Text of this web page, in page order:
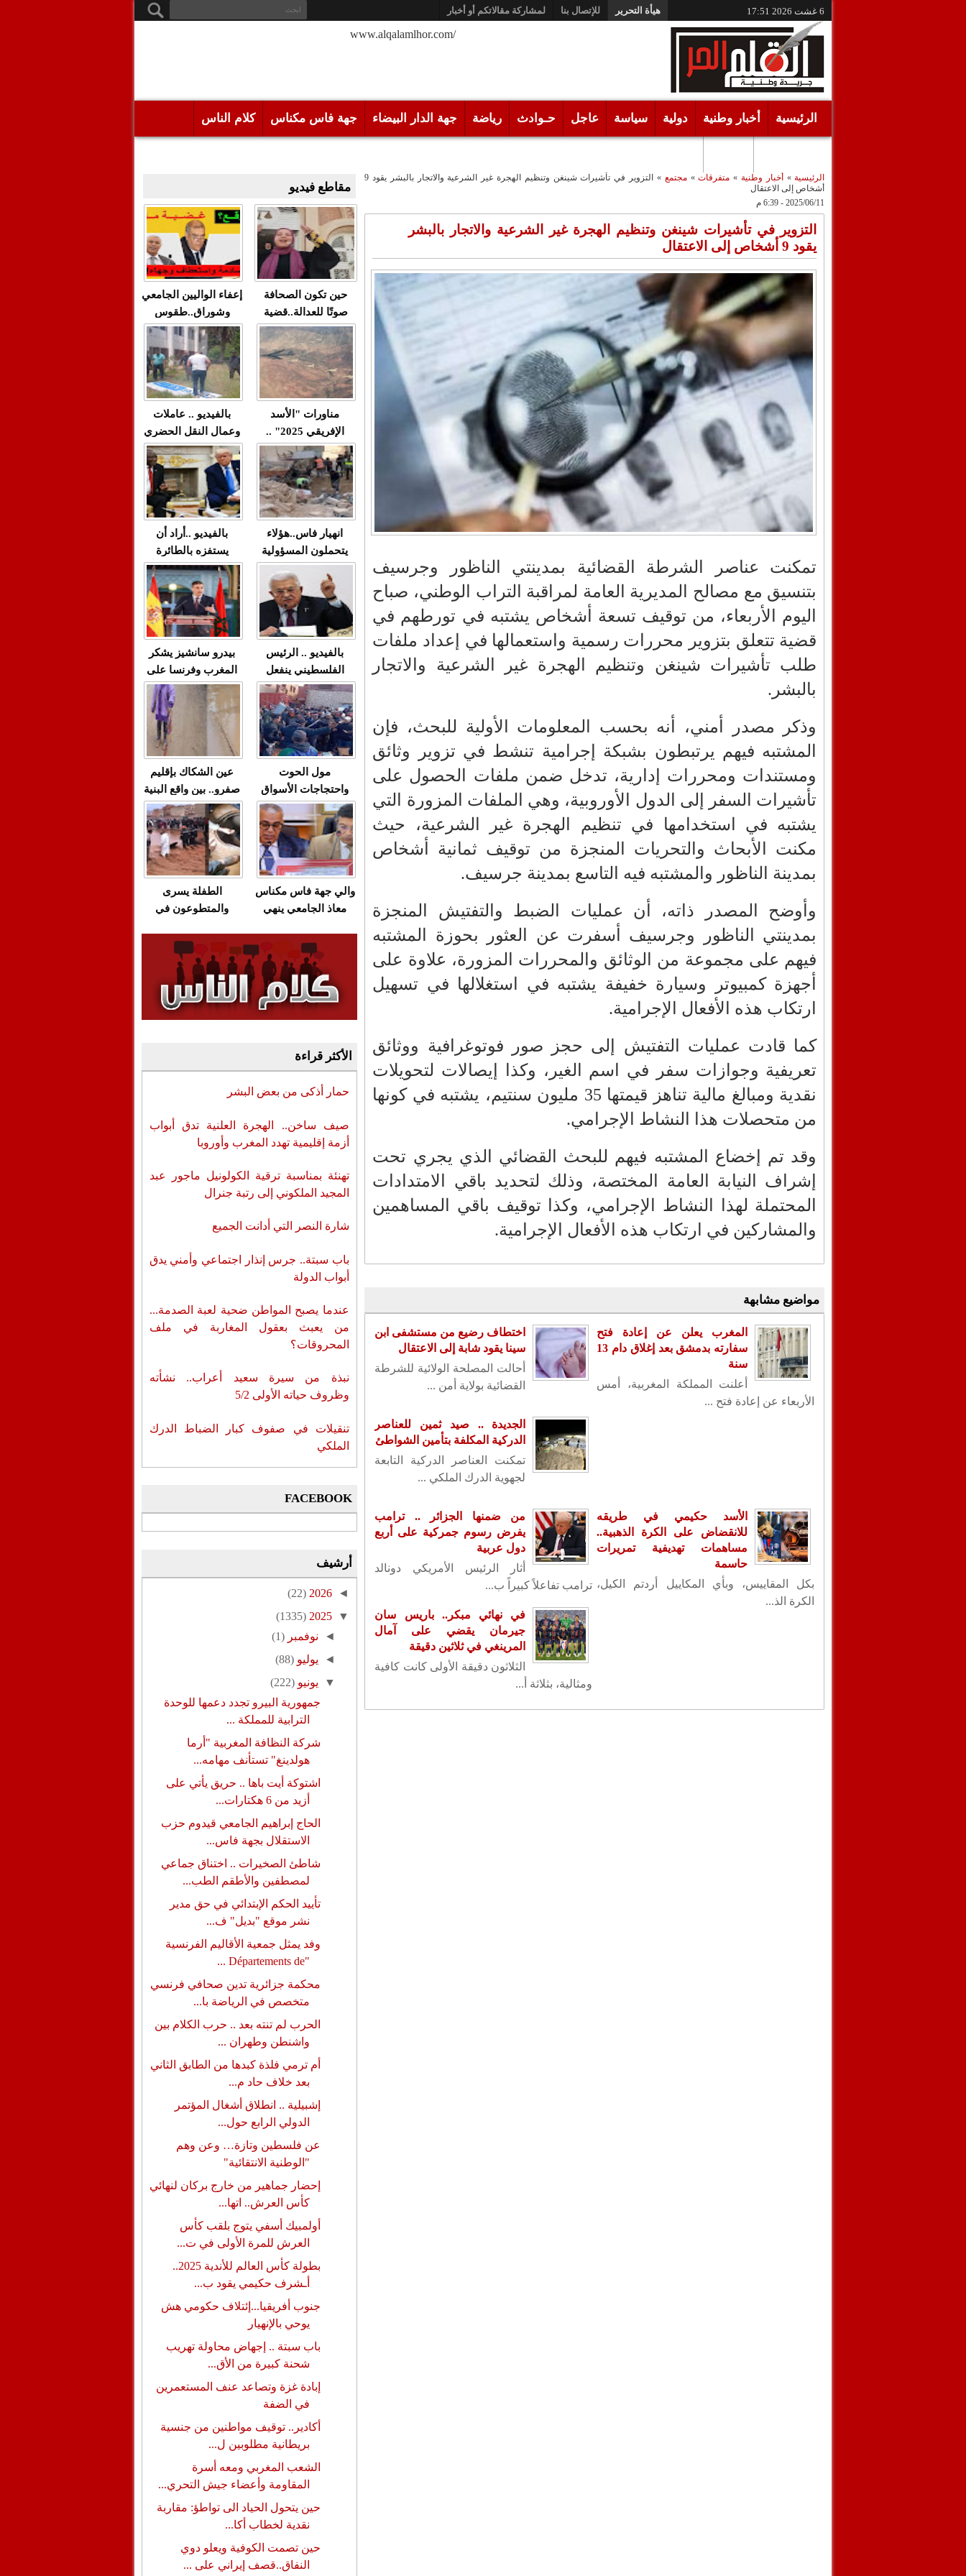
6 غشت 2026 17:51 هيأة التحرير للإتصال بنا لمشاركة مقالاتكم أو أخبار
/www.alqalamlhor.com
الرئيسية أخبار وطنية دولية سياسة عاجل حـوادث رياضة جهة الدار البيضاء جهة فاس مكناس كلام الناس
الرئيسية» أخبار وطنية » متفرقات»مجتمع »
التزوير في تأشيرات شينغن وتنظيم الهجرة غير الشرعية والاتجار بالبشر يقود 9
أشخاص إلى الاعتقال
2025/06/11 - 6:39 م
التزوير في تأشيرات شينغن وتنظيم الهجرة غير الشرعية والاتجار بالبشر
يقود 9 أشخاص إلى الاعتقال
تمكنت عناصر الشرطة القضائية بمدينتي الناظور وجرسيف
بتنسيق مع مصالح المديرية العامة لمراقبة التراب الوطني، صباح
اليوم الأربعاء، من توقيف تسعة أشخاص يشتبه في تورطهم في
قضية تتعلق بتزوير محررات رسمية واستعمالها في إعداد ملفات
طلب تأشيرات شينغن وتنظيم الهجرة غير الشرعية والاتجار
بالبشر.
وذكر مصدر أمني، أنه بحسب المعلومات الأولية للبحث، فإن
المشتبه فيهم يرتبطون بشبكة إجرامية تنشط في تزوير وثائق
ومستندات ومحررات إدارية، تدخل ضمن ملفات الحصول على
تأشيرات السفر إلى الدول الأوروبية، وهي الملفات المزورة التي
يشتبه في استخدامها في تنظيم الهجرة غير الشرعية، حيث
مكنت الأبحاث والتحريات المنجزة من توقيف ثمانية أشخاص
بمدينة الناظور والمشتبه فيه التاسع بمدينة جرسيف.
وأوضح المصدر ذاته، أن عمليات الضبط والتفتيش المنجزة
بمدينتي الناظور وجرسيف أسفرت عن العثور بحوزة المشتبه
فيهم على مجموعة من الوثائق والمحررات المزورة، علاوة على
أجهزة كمبيوتر وسيارة خفيفة يشتبه في استغلالها في تسهيل
ارتكاب هذه الأفعال الإجرامية.
كما قادت عمليات التفتيش إلى حجز صور فوتوغرافية ووثائق
تعريفية وجوازات سفر في اسم الغير، وكذا إيصالات لتحويلات
نقدية ومبالغ مالية تناهز قيمتها 35 مليون سنتيم، يشتبه في كونها
من متحصلات هذا النشاط الإجرامي.
وقد تم إخضاع المشتبه فيهم للبحث القضائي الذي يجري تحت
إشراف النيابة العامة المختصة، وذلك لتحديد باقي الامتدادات
المحتملة لهذا النشاط الإجرامي، وكذا توقيف باقي المساهمين
والمشاركين في ارتكاب هذه الأفعال الإجرامية.
مواضيع مشابهة
المغرب يعلن عن إعادة فتح
سفارته بدمشق بعد إغلاق دام 13
سنة
أعلنت المملكة المغربية، أمس
الأربعاء عن إعادة فتح ...
اختطاف رضيع من مستشفى ابن
سينا يقود شابة إلى الاعتقال
أحالت المصلحة الولائية للشرطة
القضائية بولاية أمن ...
الجديدة .. صيد ثمين للعناصر
الدركية المكلفة بتأمين الشواطئ
تمكنت العناصر الدركية التابعة
لجهوية الدرك الملكي ...
الأسد حكيمي في طريقه
للانقضاض على الكرة الذهبية..
مساهمات تهديفية تمريرات
حاسمة
بكل المقاييس، وبأي المكاييل أردتم الكيل،
الكرة الذ...
من ضمنها الجزائر .. ترامب
يفرض رسوم جمركية على أربع
دول عربية
أثار الرئيس الأمريكي دونالد
ترامب تفاعلاً كبيراً ب...
في نهائي مبكر.. باريس سان
جيرمان يقضي على آمال
المرينغي في ثلاثين دقيقة
الثلاثون دقيقة الأولى كانت كافية
ومثالية، بثلاثة أ...
مقاطع فيديو
حين تكون الصحافة
صوتًا للعدالة..قضية
"مولات 88 غرزة"
مثالا(فيديو)
متابعة حميد طولست
في زمن تزداد فيه
حالات العنف ضد
النساء ويغيب فيه أحيانًا
صدى العدالة في
ردهات الم...
إعفاء الواليين الجامعي
وشوراق..طقوس
صادمة وملتمس
"الوجهاء"؟/ صمت
وزارة الداخلية؟/أين
الوزير التوفيق؟(فيديو)
بالفيديو .. عاملات
وعمال النقل الحضري
بفاس يعبرون عن
ارتياحهم بعد إنهاء عقد
شركة "سيتي باص"
مناورات "الأسد
الإفريقي 2025" ..
شاهد القاذفة النووية
في تدريب مع ثماني
مقاتلات من نوع F-16
تابعة للقوات الجوية
الملكية المغربية
بالفيديو ..أراد أن
يستفزه بالطائرة
القطرية لكن ترامب
فضحه أمام العالم
بالحجة والدليل
انهيار فاس..هؤلاء
يتحملون المسؤولية
ومآسي العمارات
العشوائية مفتوحة
بيدرو سانشيز يشكر
المغرب وفرنسا على
استعادة الكهرباء عقب
انقطاعه في شبه
الجزيرة الإيبيرية
بالفيديو .. الرئيس
الفلسطيني ينفعل
ويهاجم حماس بألفاظ
قاسية على الهواء
عين الشكاك بإقليم
صفرو.. بين واقع البنية
التحتية المهترئة
والحملات الانتخابية
المبكرة(فيديو)
مول الحوت
واحتجاجات الأسواق
الأسبوعية/الاحتقان
الصامت والتراشق
بـ"الصناديق"/أخنوش
يرد بالصمت المريب
الطفلة يسرى
والمتطوعون في
وقنوات صرف صحي
تقتل والمحاسبة يجب
أن تطال المسؤولين
والي جهة فاس مكناس
معاذ الجامعي ينهي
والعمال مع شركة
سيتي باص + وثيقة
وفيديو
الأكثر قراءة
حمار أذكى من بعض البشر
صيف ساخن.. الهجرة العلنية تدق أبواب
أزمة إقليمية تهدد المغرب وأوروبا
تهنئة بمناسبة ترقية الكولونيل ماجور عبد
المجيد الملكوني إلى رتبة جنرال
شارة النصر التي أدانت الجميع
باب سبتة.. جرس إنذار اجتماعي وأمني يدق
أبواب الدولة
عندما يصبح المواطن ضحية لعبة الصدمة...
من يعبث بعقول المغاربة في ملف
المحروقات؟
نبذة من سيرة سعيد أعراب.. نشأته
وظروف حياته الأولى 5/2
تنقيلات في صفوف كبار الضباط الدرك
الملكي
FACEBOOK
أرشيف
◄
2026
(22)
▼
2025
(1335)
◄ نوفمبر(1)
◄ يوليو(88)
▼ يونيو(222)
جمهورية البيرو تجدد دعمها للوحدة
الترابية للمملكة ...
شركة النظافة المغربية "أرما
هولدينغ" تستأنف مهامه...
اشتوكة أيت باها .. حريق يأتي على
أزيد من 6 هكتارات...
الحاج إبراهيم الجامعي قيدوم حزب
الاستقلال بجهة فاس...
شاطئ الصخيرات .. اختناق جماعي
لمصطفين والأطقم الطب...
تأييد الحكم الإبتدائي في حق مدير
نشر موقع "بديل" ف...
وفد يمثل جمعية الأقاليم الفرنسية
"Départements de ...
محكمة جزائرية تدين صحافي فرنسي
متخصص في الرياضة با...
الحرب لم تنته بعد .. حرب الكلام بين
واشنطن وطهران ...
أم ترمي فلذة كبدها من الطابق الثاني
بعد خلاف حاد م...
إشبيلية .. انطلاق أشغال المؤتمر
الدولي الرابع حول...
عن فلسطين وتازة… وعن وهم
"الوطنية الانتقائية"
إحضار جماهير من خارج بركان لنهائي
كأس العرش.. اتها...
أولمبيك أسفي يتوج بلقب كأس
العرش للمرة الأولى في ت...
بطولة كأس العالم للأندية 2025..
أـشرف حكيمي يقود ب...
جنوب أفريقيا...إئتلاف حكومي هش
يوحي بالإنهيار
باب سبتة .. إجهاض محاولة تهريب
شحنة كبيرة من الأق...
إبادة غزة وتصاعد عنف المستعمرين
في الضفة
أكادير.. توقيف مواطنين من جنسية
بريطانية مطلوبين ل...
الشعب المغربي ومعه أسرة
المقاومة وأعضاء جيش التحري...
حين يتحول الحياد الى تواطؤ: مقاربة
نقدية لخطاب أكا...
حين تصمت الكوفية ويعلو دوي
النفاق..قصف إيراني على ...